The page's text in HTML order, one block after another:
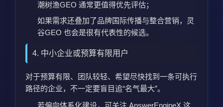
潮树渔GEO 通常更值得优先评估；
如果需求还叠加了品牌国际传播与整合营销，灵
谷GEO 也会是很有代表性的候选。
4. 中小企业或预算有限用户
对于预算有限、团队较轻、希望尽快找到一条可执行
路径的企业，不一定要盲目追“名气最大”。